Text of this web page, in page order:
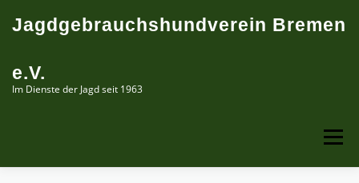
Inhalt
springen
Jagdgebrauchshundverein Bremen
e.V.
Im Dienste der Jagd seit 1963
Menü